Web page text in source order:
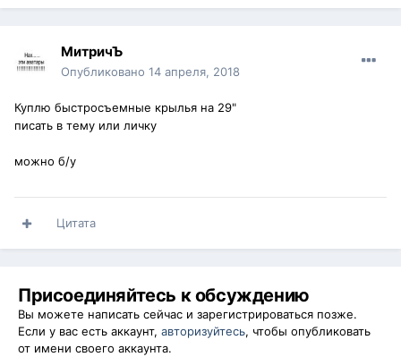
МитричЪ
Опубликовано 14 апреля, 2018
Куплю быстросъемные крылья на 29"
писать в тему или личку
можно б/у
Цитата
Присоединяйтесь к обсуждению
Вы можете написать сейчас и зарегистрироваться позже.
Если у вас есть аккаунт, авторизуйтесь, чтобы опубликовать
от имени своего аккаунта.